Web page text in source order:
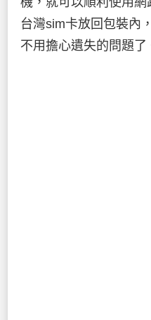
台灣sim卡放回包裝內
不用擔心遺失的問題了